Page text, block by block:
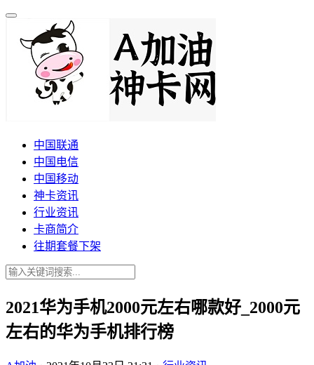
中国联通
中国电信
中国移动
神卡资讯
行业资讯
卡商简介
往期套餐下架
2021华为手机2000元左右哪款好_2000元
左右的华为手机排行榜